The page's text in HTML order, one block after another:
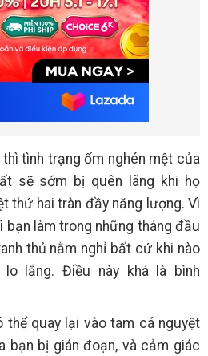
tình trạng ốm nghén mệt của
sẽ sớm bị quên lãng khi họ
thứ hai tràn đầy năng lượng. Vì
bạn làm trong những tháng đầu
thủ nằm nghỉ bất cứ khi nào
lắng. Điều này khá là bình
quay lại vào tam cá nguyệt
bạn bị gián đoạn, và cảm giác